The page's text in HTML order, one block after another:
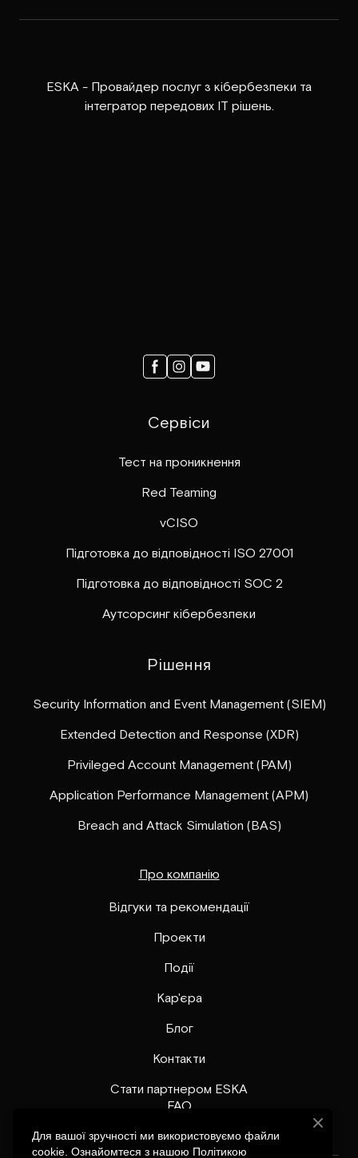
ESKA - Провайдер послуг з кібербезпеки та
інтегратор передових ІТ рішень.
Сервіси
Тест на проникнення
Red Teaming
vCISO
Підготовка до відповідності ISO 27001
Підготовка до відповідності SOC 2
Аутсорсинг кібербезпеки
Рішення
Security Information and Event Management (SIEM)
Extended Detection and Response (XDR)
Privileged Account Management (PAM)
Application Performance Management (APM)
Breach and Attack Simulation (BAS)
Про компанію
Відгуки та рекомендації
Проекти
Події
Кар'єра
Блог
Контакти
Стати партнером ESKA
FAQ
Для вашої зручності ми використовуємо файли
cookie. Ознайомтеся з нашою Політикою